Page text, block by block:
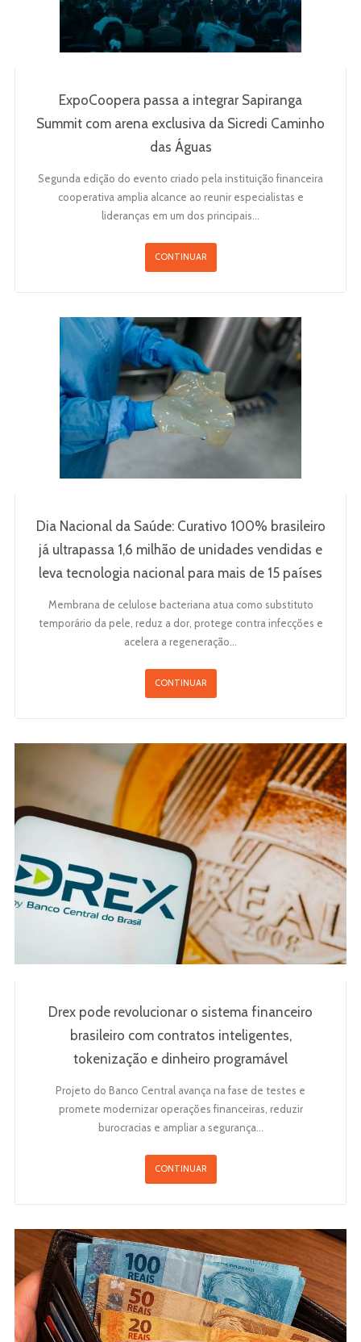
ExpoCoopera passa a integrar Sapiranga
Summit com arena exclusiva da Sicredi Caminho
das Águas
Segunda edição do evento criado pela instituição financeira
cooperativa amplia alcance ao reunir especialistas e
lideranças em um dos principais…
CONTINUAR
Dia Nacional da Saúde: Curativo 100% brasileiro
já ultrapassa 1,6 milhão de unidades vendidas e
leva tecnologia nacional para mais de 15 países
Membrana de celulose bacteriana atua como substituto
temporário da pele, reduz a dor, protege contra infecções e
acelera a regeneração…
CONTINUAR
Drex pode revolucionar o sistema financeiro
brasileiro com contratos inteligentes,
tokenização e dinheiro programável
Projeto do Banco Central avança na fase de testes e
promete modernizar operações financeiras, reduzir
burocracias e ampliar a segurança…
CONTINUAR